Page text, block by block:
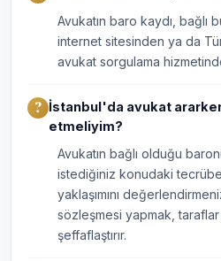
Avukatın baro kaydı, bağlı
internet sitesinden ya da
avukat sorgulama
İstanbul'da avukat
etmeliyim?
Avukatın bağlı olduğu
istediğiniz konudaki
yaklaşımını
sözleşmesi yapmak, taraflar
şeffaflaştırır.